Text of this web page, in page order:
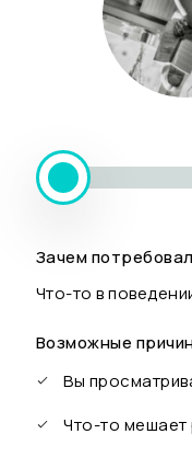
Зачем
Что-то в
Возможные
Вы
Что-то